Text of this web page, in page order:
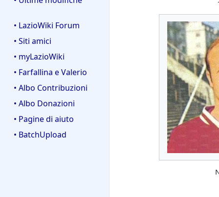
• LazioWiki Forum
• Siti amici
• myLazioWiki
• Farfallina e Valerio
• Albo Contribuzioni
• Albo Donazioni
• Pagine di aiuto
• BatchUpload